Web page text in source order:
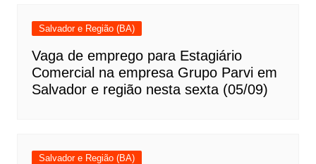
Salvador e Região (BA)
Vaga de emprego para Estagiário
Comercial na empresa Grupo Parvi em
Salvador e região nesta sexta (05/09)
Salvador e Região (BA)